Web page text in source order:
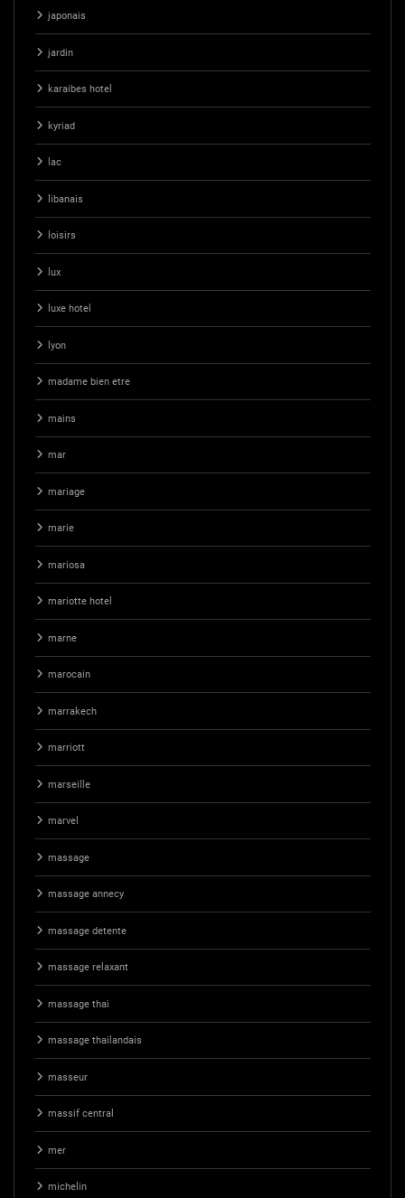
japonais
jardin
karaibes hotel
kyriad
lac
libanais
loisirs
lux
luxe hotel
lyon
madame bien etre
mains
mar
mariage
marie
mariosa
mariotte hotel
marne
marocain
marrakech
marriott
marseille
marvel
massage
massage annecy
massage detente
massage relaxant
massage thai
massage thailandais
masseur
massif central
mer
michelin